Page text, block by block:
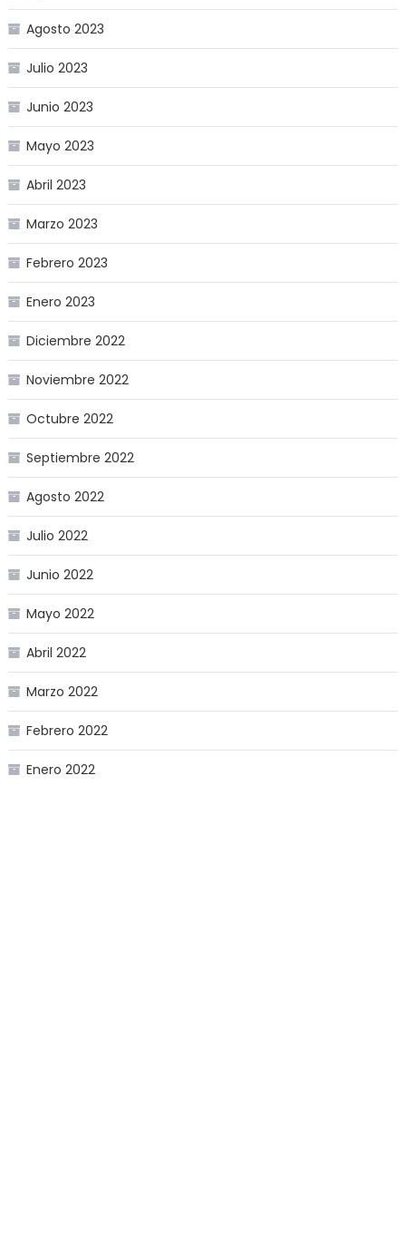
Agosto 2023
Julio 2023
Junio 2023
Mayo 2023
Abril 2023
Marzo 2023
Febrero 2023
Enero 2023
Diciembre 2022
Noviembre 2022
Octubre 2022
Septiembre 2022
Agosto 2022
Julio 2022
Junio 2022
Mayo 2022
Abril 2022
Marzo 2022
Febrero 2022
Enero 2022